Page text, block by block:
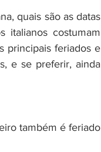
quais são as datas
italianos costumam
principais feriados e
e se preferir, ainda
também é feriado